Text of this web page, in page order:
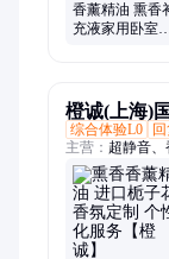
香薰精油 熏香
充液家用卧室
橙诚(上海)
综合体验L0
主营： 超静音
氛、香氛加香
性香氛、精油
制、大堂香薰
构检测、酒店